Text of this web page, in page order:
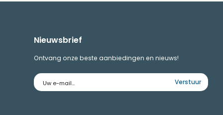
Nieuwsbrief
Ontvang onze beste aanbiedingen en nieuws!
E-
mailadres
Verstuur